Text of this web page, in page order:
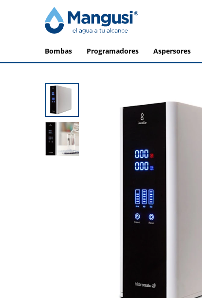
bombas programadores aspersores